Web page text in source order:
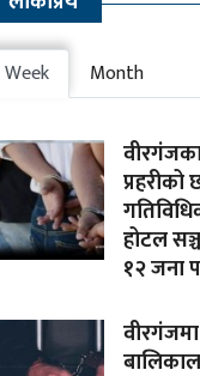
Week Month
होटल
१२ जना
वीरगंजमा